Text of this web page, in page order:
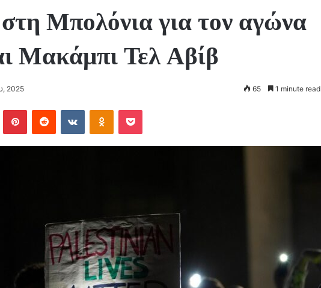
Μπολόνια για τον αγώνα
Μακάμπι Τελ Αβίβ
2025 65 1 minute read
PinterestReddit VKontakteOdnoklassniki
Pocket